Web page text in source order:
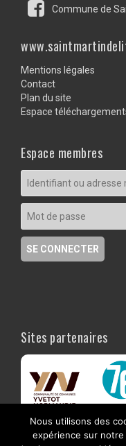
Commune de
Mentions légales
Contact
Plan du site
Espace
Espace membres
Sites partenaires
Nous utilisons des
expérience sur